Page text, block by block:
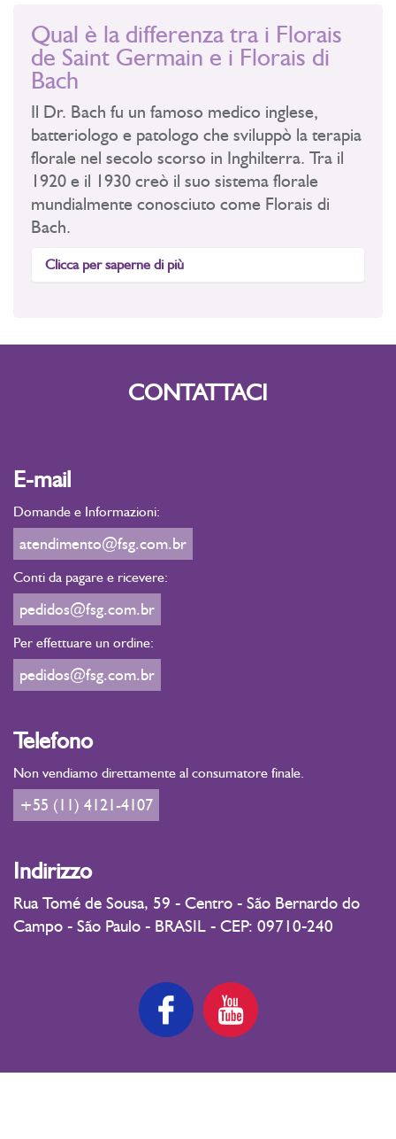
Qual è la differenza tra i Florais
de Saint Germain e i Florais di
Bach
Il Dr. Bach fu un famoso medico inglese,
batteriologo e patologo che sviluppò la terapia
florale nel secolo scorso in Inghilterra. Tra il
1920 e il 1930 creò il suo sistema florale
mundialmente conosciuto come Florais di
Bach.
Clicca per saperne di più
CONTATTACI
E-mail
Domande e Informazioni:
atendimento@fsg.com.br
Conti da pagare e ricevere:
pedidos@fsg.com.br
Per effettuare un ordine:
pedidos@fsg.com.br
Telefono
Non vendiamo direttamente al consumatore finale.
+55 (11) 4121-4107
Indirizzo
Rua Tomé de Sousa, 59 - Centro - São Bernardo do
Campo - São Paulo - BRASIL - CEP: 09710-240